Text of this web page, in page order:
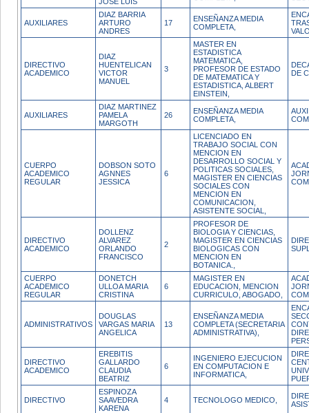
AUXILIARES
DIAZ BARRIA
ARTURO
ANDRES
17
ENSEÑANZA MEDIA
COMPLETA,
DIRECTIVO
ACADEMICO
DIAZ
HUENTELICAN
VICTOR
MANUEL
3
MASTER EN
ESTADISTICA
MATEMATICA,
PROFESOR DE ESTADO
DE MATEMATICA Y
ESTADISTICA, ALBERT
EINSTEIN,
DE
AUXILIARES
DIAZ MARTINEZ
PAMELA
MARGOTH
26
ENSEÑANZA MEDIA
COMPLETA,
CUERPO
ACADEMICO
REGULAR
DOBSON SOTO
AGNNES
JESSICA
6
LICENCIADO EN
TRABAJO SOCIAL CON
MENCION EN
DESARROLLO SOCIAL Y
POLITICAS SOCIALES,
MAGISTER EN CIENCIAS
SOCIALES CON
MENCION EN
COMUNICACION,
ASISTENTE SOCIAL,
DIRECTIVO
ACADEMICO
DOLLENZ
ALVAREZ
ORLANDO
FRANCISCO
2
PROFESOR DE
BIOLOGIA Y CIENCIAS,
MAGISTER EN CIENCIAS
BIOLOGICAS CON
MENCION EN
BOTANICA.,
CUERPO
ACADEMICO
REGULAR
DONETCH
ULLOA MARIA
CRISTINA
6
MAGISTER EN
EDUCACION, MENCION
CURRICULO, ABOGADO,
ADMINISTRATIVOS
DOUGLAS
VARGAS MARIA
ANGELICA
13
ENSEÑANZA MEDIA
COMPLETA (SECRETARIA
ADMINISTRATIVA),
DIRECTIVO
ACADEMICO
EREBITIS
GALLARDO
CLAUDIA
BEATRIZ
6
INGENIERO EJECUCION
EN COMPUTACION E
INFORMATICA,
DIRECTIVO
ESPINOZA
SAAVEDRA
KARENA
4 TECNOLOGO MEDICO,